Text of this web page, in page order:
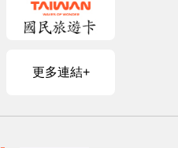
更多連結+